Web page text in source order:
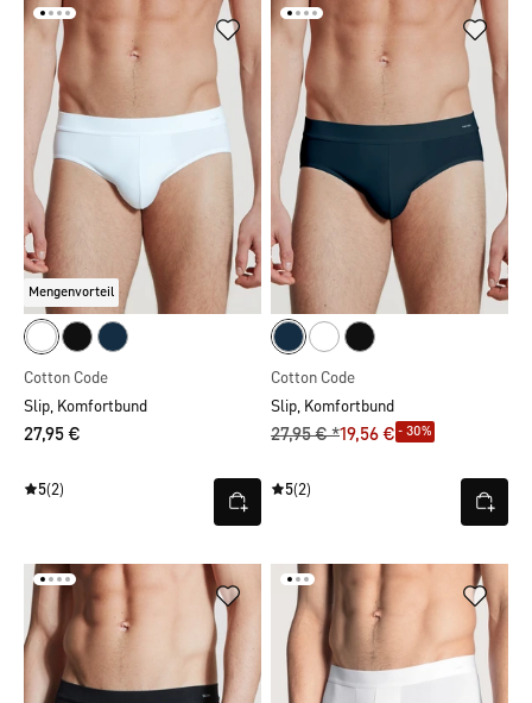
Mengenvorteil
Cotton Code
Slip, Komfortbund
27,95 €
5(2)
Cotton Code
Slip, Komfortbund
27,95 € *19,56 € - 30%
5(2)